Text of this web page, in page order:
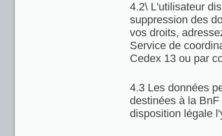
4.2\ L'utilisateur
suppression des
vos droits,
Service de
Cedex 13 ou par
4.3 Les données
destinées à la
disposition légale